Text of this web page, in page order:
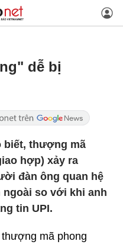
dễ bị
biết, thượng mã
hợp) xảy ra
đàn ông quan hệ
so với khi anh
tin UPI.
mã phong